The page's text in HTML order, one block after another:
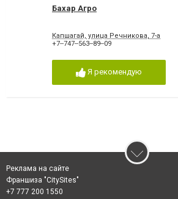
Бахар Агро
Капшагай, улица Речникова, 7-а
+7‒747‒563‒89‒09
Я рекомендую
Реклама на сайте
Франшиза "CitySites"
+7 777 200 1550